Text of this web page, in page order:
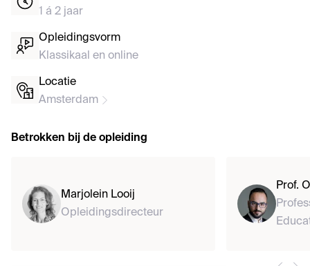
1 á 2 jaar
Opleidingsvorm
Klassikaal en online
Locatie
Amsterdam
Betrokken bij de opleiding
Marjolein Looij
Opleidingsdirecteur
Prof.